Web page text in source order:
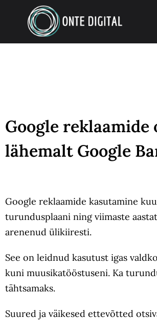
Google
lähemalt Google
Google reklaamide kasutamine
turundusplaani ning viimaste
arenenud ülikiiresti.
See on leidnud kasutust igas
kuni muusikatööstuseni. Ka
tähtsamaks.
Suured ja väikesed ettevõtted